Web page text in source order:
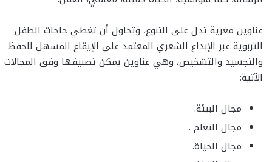
عناوين مغرية تدل على التنوع، وتحاول أن تغطي حاجات الطفل
التربوية عبر الإبداع الشعري المعتمد على الإيقاع المسهل للحفظ
والتجسيد والتشخيص، وهي عناوين يمكن تصنيفها وفق المجالات
الآتية:
مجال البيئة.
مجال التعلم .
مجال الحياة.